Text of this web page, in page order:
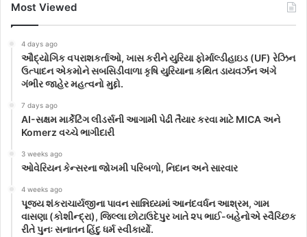
Most Viewed
4 days ago
ઔદ્યોગિક વપરાશકર્તાઓ, ખાસ કરીને યુરિયા ફોર્માલ્ડીહાઇડ (UF) રેઝિન
ઉત્પાદન એકમોને સબસિડીવાળા કૃષિ યુરિયાના કથિત ડાયવર્ઝન અંગે
ગંભીર જાહેર મહત્વનો મુદ્દો.
7 days ago
AI-સક્ષમ માર્કેટિંગ લીડર્સની આગામી પેઢી તૈયાર કરવા માટે MICA અને
Komerz વચ્ચે ભાગીદારી
3 weeks ago
ઓવેરિયન કેન્સરના જોખમી પરિબળો, નિદાન અને સારવાર
4 weeks ago
પૂજ્ય શંકરાચાર્યજીના પાવન સાન્નિધ્યમાં આનંદવર્ધન આશ્રમ, ગામ
વાસણા (કોશીન્દ્રા), જિલ્લા છોટાઉદેપુર ખાતે ૨૫ ભાઈ-બહેનોએ સ્વૈચ્છિક
રીતે પુનઃ સનાતન હિંદુ ધર્મ સ્વીકાર્યો.